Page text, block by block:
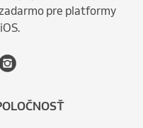
pre platformy